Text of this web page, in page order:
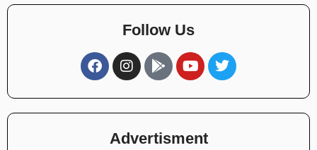
Follow Us
Advertisment